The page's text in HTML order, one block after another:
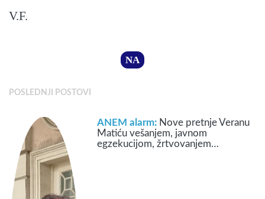
V.F.
NA
POSLEDNJI POSTOVI
ANEM alarm: Nove pretnje Veranu
Matiću vešanjem, javnom
egzekucijom, žrtvovanjem…